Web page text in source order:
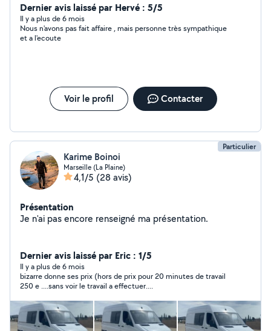
mes compétences, c'est avec grand plaisir!A bientôt
Dernier avis laissé par Hervé : 5/5
Il y a plus de 6 mois
Nous n'avons pas fait affaire , mais personne très sympathique
et a l'ecoute
Voir le profil Contacter
Particulier
Karime Boinoi
Marseille (La Plaine)
4,1/5 (28 avis)
Présentation
Je n'ai pas encore renseigné ma présentation.
Dernier avis laissé par Eric : 1/5
Il y a plus de 6 mois
bizarre donne ses prix (hors de prix pour 20 minutes de travail
250 e ....sans voir le travail a effectuer....